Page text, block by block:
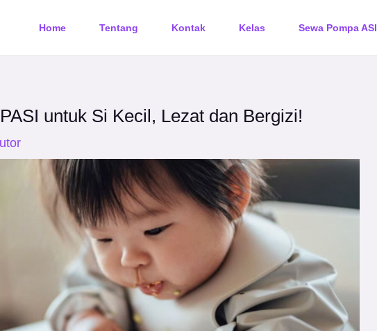
Home Tentang Kontak Kelas Sewa Pompa ASI
untuk Si Kecil, Lezat dan Bergizi!